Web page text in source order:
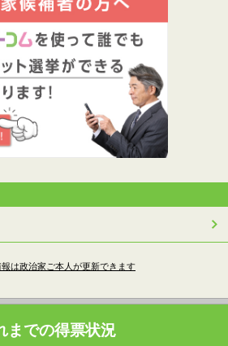
は政治家ご本人が更新できます
までの得票状況